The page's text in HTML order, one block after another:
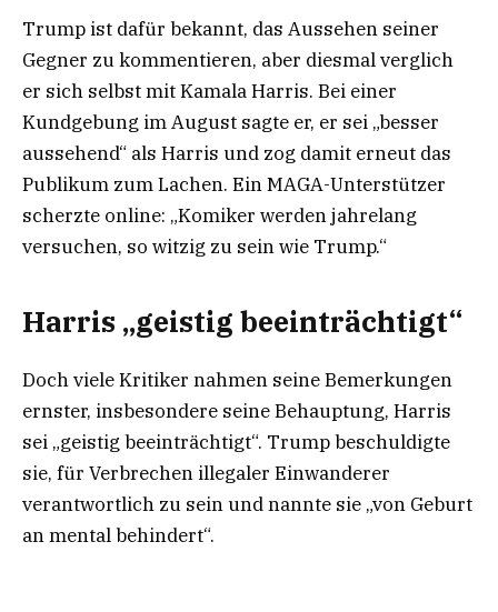
Trump ist dafür bekannt, das Aussehen seiner
Gegner zu kommentieren, aber diesmal verglich
er sich selbst mit Kamala Harris. Bei einer
Kundgebung im August sagte er, er sei „besser
aussehend“ als Harris und zog damit erneut das
Publikum zum Lachen. Ein MAGA-Unterstützer
scherzte online: „Komiker werden jahrelang
versuchen, so witzig zu sein wie Trump.“
Harris „geistig beeinträchtigt“
Doch viele Kritiker nahmen seine Bemerkungen
ernster, insbesondere seine Behauptung, Harris
sei „geistig beeinträchtigt“. Trump beschuldigte
sie, für Verbrechen illegaler Einwanderer
verantwortlich zu sein und nannte sie „von Geburt
an mental behindert“.